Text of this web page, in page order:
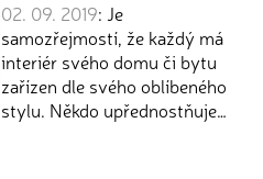
02. 09. 2019: Je
samozřejmostí, že každý má
interiér svého domu či bytu
zařízen dle svého oblíbeného
stylu. Někdo upřednostňuje…